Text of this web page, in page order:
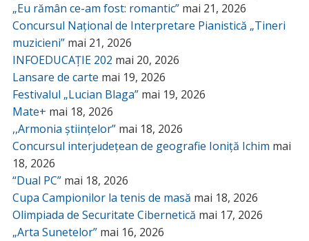
„Eu rămân ce-am fost: romantic” mai 21, 2026
Concursul Național de Interpretare Pianistică „Tineri
muzicieni” mai 21, 2026
INFOEDUCAȚIE 202 mai 20, 2026
Lansare de carte mai 19, 2026
Festivalul „Lucian Blaga” mai 19, 2026
Mate+ mai 18, 2026
,,Armonia științelor” mai 18, 2026
Concursul interjudețean de geografie Ioniță Ichim mai
18, 2026
“Dual PC” mai 18, 2026
Cupa Campionilor la tenis de masă mai 18, 2026
Olimpiada de Securitate Cibernetică mai 17, 2026
„Arta Sunetelor” mai 16, 2026